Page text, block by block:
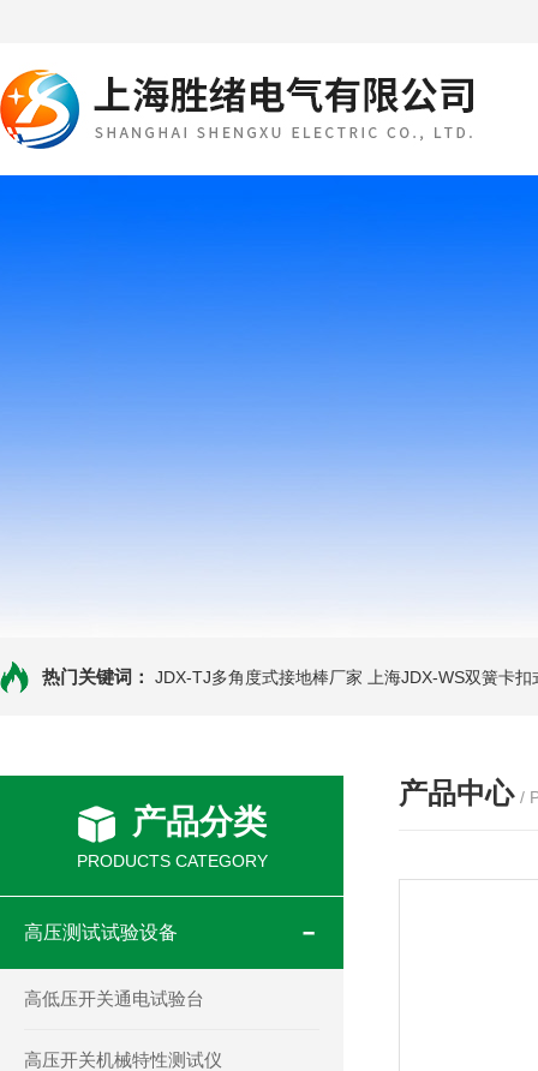
热门关键词： JDX-TJ多角度式接地棒厂家 上海JDX-WS双簧卡
产品分类
PRODUCTS CATEGORY
高压测试试验设备
高低压开关通电试验台
高压开关机械特性测试仪
产品中心 /